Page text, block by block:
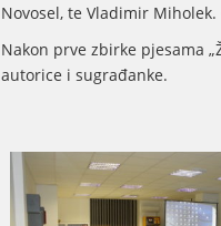
Novosel, te Vladimir
Nakon prve zbirke pjesama
autorice i sugrađanke.